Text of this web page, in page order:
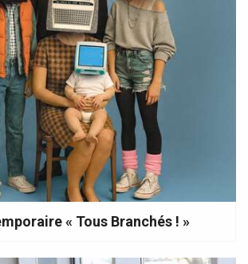
« Tous Branchés ! »